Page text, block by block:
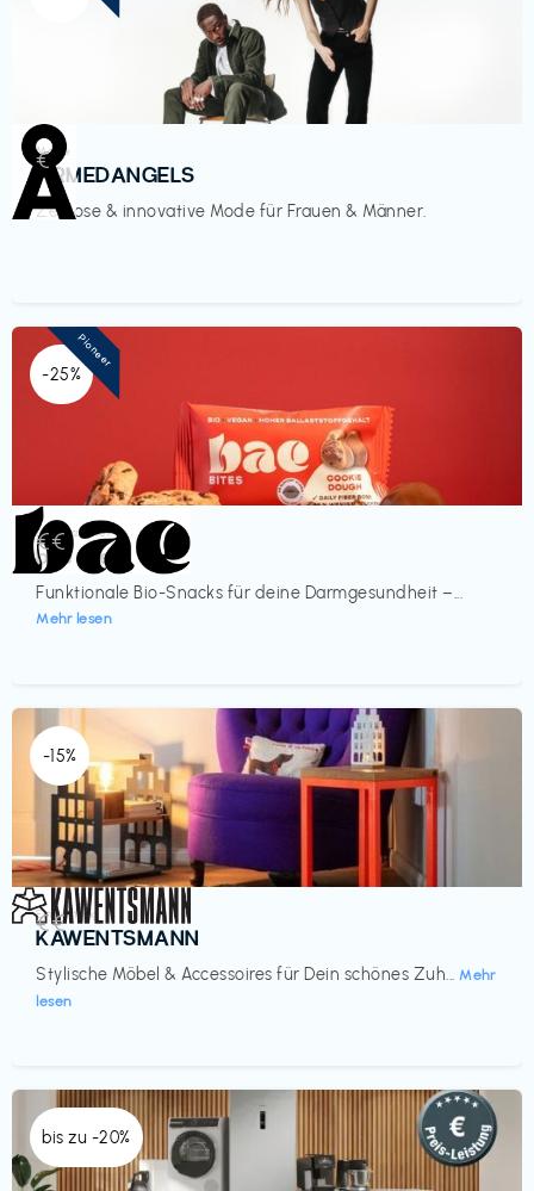
Mode
ARMEDANGELS
Zeitlose & innovative Mode für Frauen & Männer.
€‎
-25%
Lebensmittel
bae Treat
Funktionale Bio-Snacks für deine Darmgesundheit –...
Mehr lesen
€€‎
Pioneer
-15%
Einrichtung
KAWENTSMANN
Stylische Möbel & Accessoires für Dein schönes Zuh... Mehr
lesen
€€‎
bis zu -20%